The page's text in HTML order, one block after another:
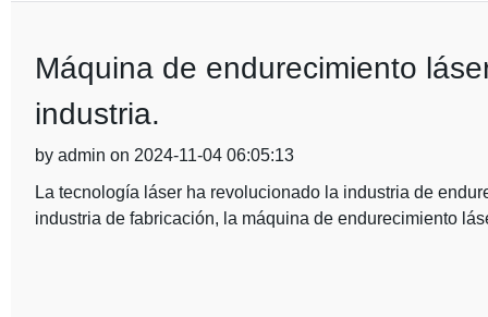
Máquina de endurecimiento
industria.
by admin on 2024-11-04 06:05:13
La tecnología láser ha revolucionado la industria de
industria de fabricación, la máquina de endurecimiento